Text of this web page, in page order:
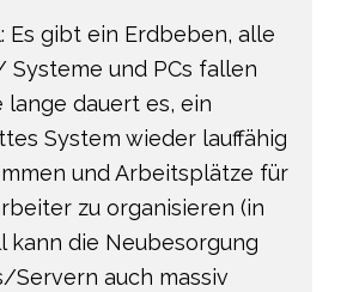
Es gibt ein Erdbeben, alle
Systeme und PCs fallen
lange dauert es, ein
System wieder lauffähig
und Arbeitsplätze für
zu organisieren (in
kann die Neubesorgung
Servern auch massiv